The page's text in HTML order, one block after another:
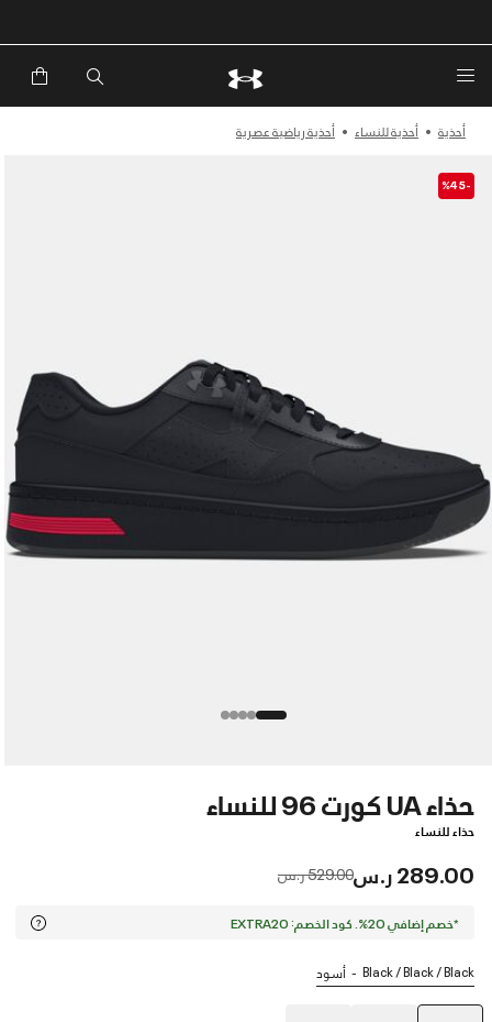
أحذية أحذية للنساء أحذية رياضية عصرية
-%45
حذاء UA كورت 96 للنساء
حذاء للنساء
289.00 ر.س Price reduced from
529.00 ر.س to
*خصم إضافي 20%. كود الخصم: EXTRA20
Black / Black / Black أسود